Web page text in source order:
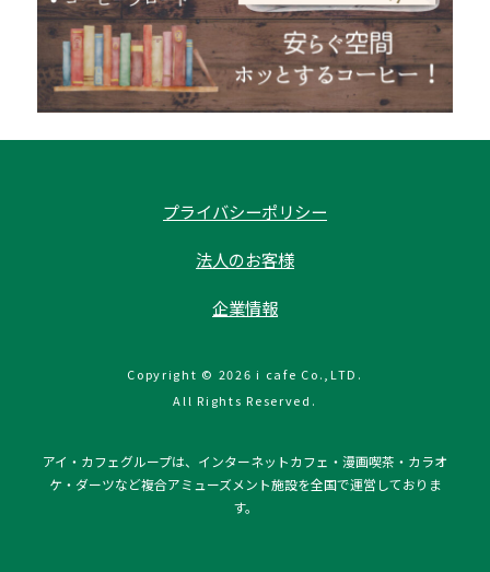
プライバシーポリシー
法人のお客様
企業情報
Copyright © 2026 i cafe Co.,LTD.
All Rights Reserved.
アイ・カフェグループは、インターネットカフェ・漫画喫茶・カラオ
ケ・ダーツなど複合アミューズメント施設を全国で運営しておりま
す。